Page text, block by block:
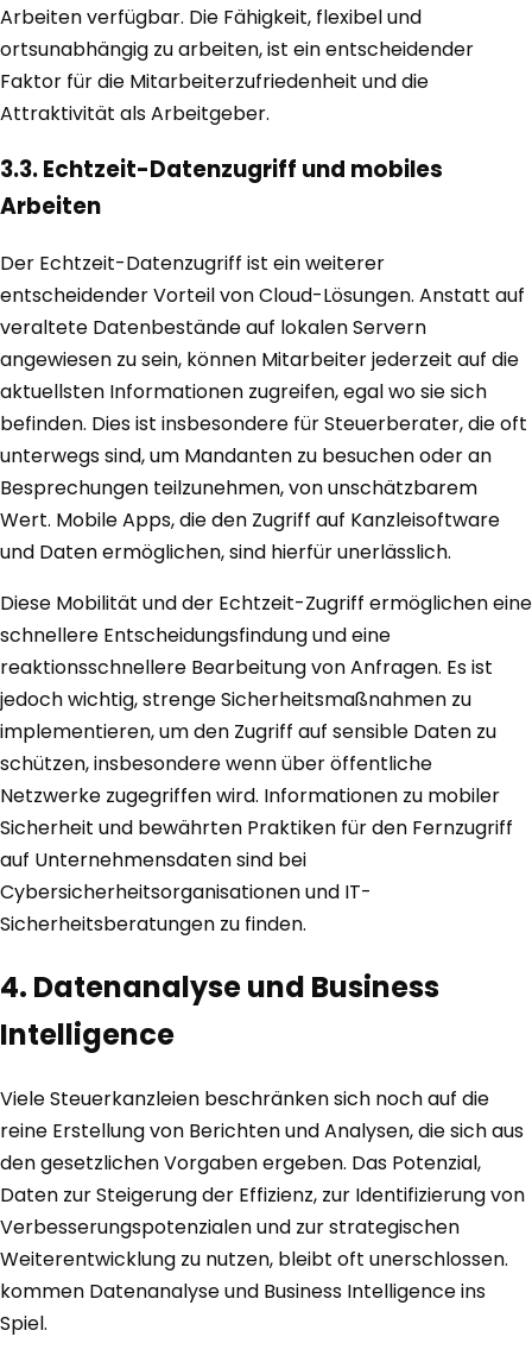
Arbeiten verfügbar. Die Fähigkeit, flexibel und
ortsunabhängig zu arbeiten, ist ein entscheidender
Faktor für die Mitarbeiterzufriedenheit und die
Attraktivität als Arbeitgeber.
3.3. Echtzeit-Datenzugriff und mobiles
Arbeiten
Der Echtzeit-Datenzugriff ist ein weiterer
entscheidender Vorteil von Cloud-Lösungen. Anstatt auf
veraltete Datenbestände auf lokalen Servern
angewiesen zu sein, können Mitarbeiter jederzeit auf die
aktuellsten Informationen zugreifen, egal wo sie sich
befinden. Dies ist insbesondere für Steuerberater, die oft
unterwegs sind, um Mandanten zu besuchen oder an
Besprechungen teilzunehmen, von unschätzbarem
Wert. Mobile Apps, die den Zugriff auf Kanzleisoftware
und Daten ermöglichen, sind hierfür unerlässlich.
Diese Mobilität und der Echtzeit-Zugriff ermöglichen eine
schnellere Entscheidungsfindung und eine
reaktionsschnellere Bearbeitung von Anfragen. Es ist
jedoch wichtig, strenge Sicherheitsmaßnahmen zu
implementieren, um den Zugriff auf sensible Daten zu
schützen, insbesondere wenn über öffentliche
Netzwerke zugegriffen wird. Informationen zu mobiler
Sicherheit und bewährten Praktiken für den Fernzugriff
auf Unternehmensdaten sind bei
Cybersicherheitsorganisationen und IT-
Sicherheitsberatungen zu finden.
4. Datenanalyse und Business
Intelligence
Viele Steuerkanzleien beschränken sich noch auf die
reine Erstellung von Berichten und Analysen, die sich aus
den gesetzlichen Vorgaben ergeben. Das Potenzial,
Daten zur Steigerung der Effizienz, zur Identifizierung von
Verbesserungspotenzialen und zur strategischen
Weiterentwicklung zu nutzen, bleibt oft unerschlossen.
kommen Datenanalyse und Business Intelligence ins
Spiel.